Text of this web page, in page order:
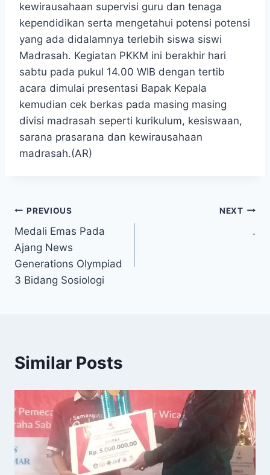
kewirausahaan supervisi guru dan tenaga
kependidikan serta mengetahui potensi potensi
yang ada didalamnya terlebih siswa siswi
Madrasah. Kegiatan PKKM ini berakhir hari
sabtu pada pukul 14.00 WIB dengan tertib
acara dimulai presentasi Bapak Kepala
kemudian cek berkas pada masing masing
divisi madrasah seperti kurikulum, kesiswaan,
sarana prasarana dan kewirausahaan
madrasah.(AR)
Post
navigation
PREVIOUS
Medali Emas Pada
Ajang News
Generations Olympiad
3 Bidang Sosiologi
NEXT
.
Similar Posts